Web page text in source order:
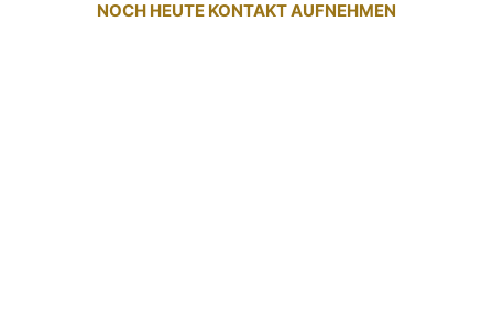
NOCH HEUTE KONTAKT AUFNEHMEN